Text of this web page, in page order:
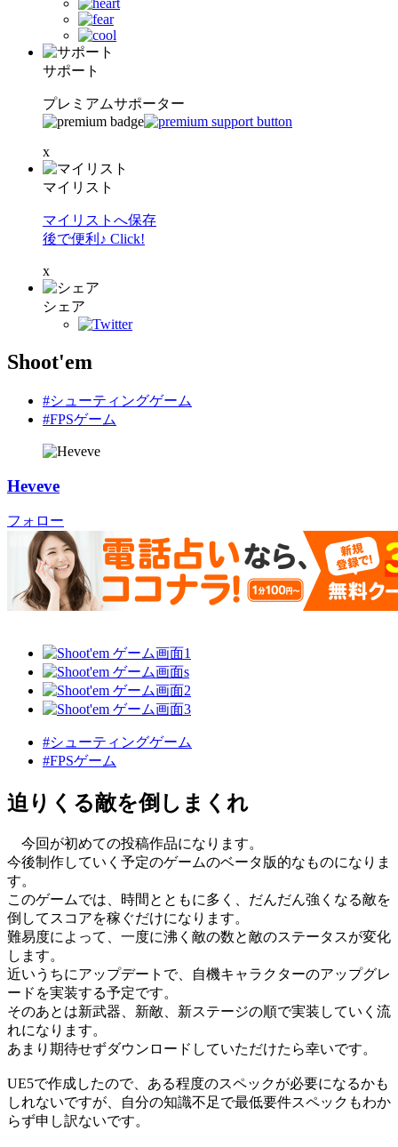
サポート
プレミアムサポーター
x
マイリスト
マイリストへ保存
後で便利♪ Click!
x
シェア
Shoot'em
#シューティングゲーム
#FPSゲーム
Heveve
フォロー
#シューティングゲーム
#FPSゲーム
迫りくる敵を倒しまくれ
今回が初めての投稿作品になります。
今後制作していく予定のゲームのベータ版的なものになりま
す。
このゲームでは、時間とともに多く、だんだん強くなる敵を
倒してスコアを稼ぐだけになります。
難易度によって、一度に沸く敵の数と敵のステータスが変化
します。
近いうちにアップデートで、自機キャラクターのアップグレ
ードを実装する予定です。
そのあとは新武器、新敵、新ステージの順で実装していく流
れになります。
あまり期待せずダウンロードしていただけたら幸いです。
UE5で作成したので、ある程度のスペックが必要になるかも
しれないですが、自分の知識不足で最低要件スペックもわか
らず申し訳ないです。